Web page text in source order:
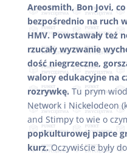
Areosmith, Bon Jovi, co
bezpośrednio na ruch
HMV. Powstawały też
rzucały wyzwanie
dość niegrzeczne,
walory edukacyjne na
rozrywkę. Tu prym
Network i Nickelodeon
and Stimpy to wie o
popkulturowej papce
kurz.Oczywiście były